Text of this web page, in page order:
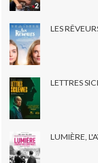
LES
LETTRES
LUMIÈRE,